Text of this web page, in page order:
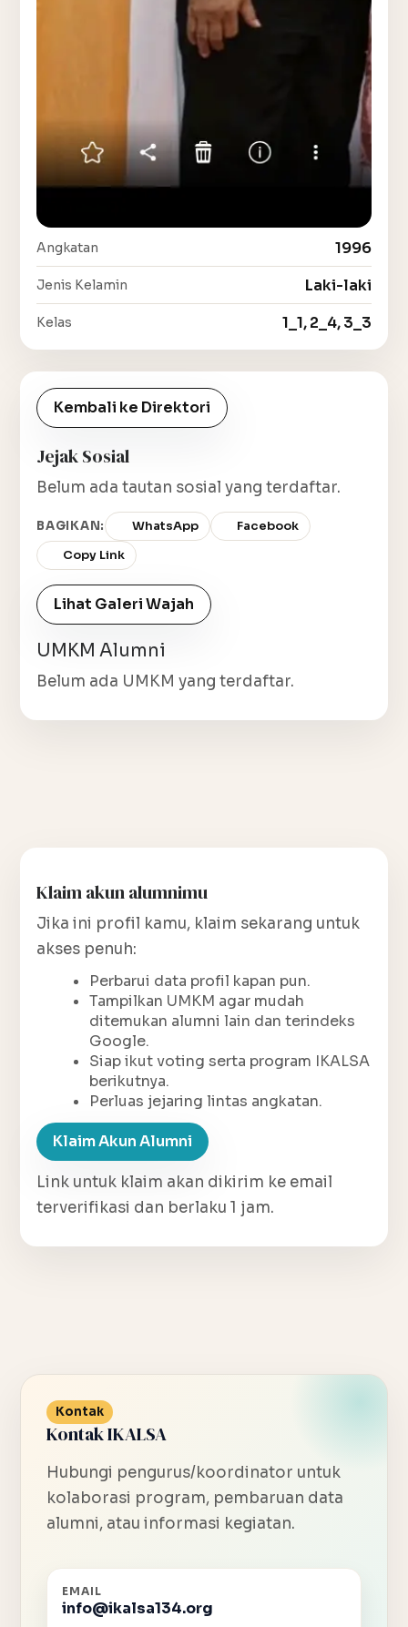
Angkatan 1996
Jenis Kelamin Laki-laki
Kelas 1_1, 2_4, 3_3
Kembali ke Direktori
Jejak Sosial
Belum ada tautan sosial yang terdaftar.
BAGIKAN: WhatsApp
Facebook
Copy Link
Lihat Galeri Wajah
UMKM Alumni
Belum ada UMKM yang terdaftar.
Klaim akun alumnimu
Jika ini profil kamu, klaim sekarang untuk
akses penuh:
Perbarui data profil kapan pun.
Tampilkan UMKM agar mudah
ditemukan alumni lain dan terindeks
Google.
Siap ikut voting serta program IKALSA
berikutnya.
Perluas jejaring lintas angkatan.
Klaim Akun Alumni
Link untuk klaim akan dikirim ke email
terverifikasi dan berlaku 1 jam.
Kontak
Kontak IKALSA
Hubungi pengurus/koordinator untuk
kolaborasi program, pembaruan data
alumni, atau informasi kegiatan.
EMAIL
info@ikalsa134.org